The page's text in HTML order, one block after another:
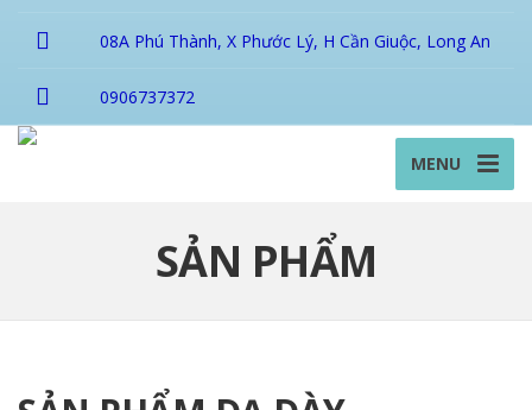
08A Phú Thành, X Phước Lý, H Cần Giuộc, Long An
0906737372
MENU
SẢN PHẨM